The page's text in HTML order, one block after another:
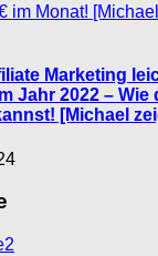
Marketing
Jahr 2022 –
[Michael
2